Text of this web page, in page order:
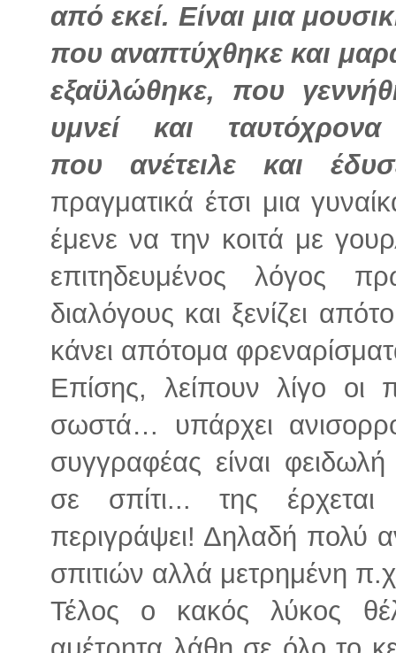
από εκεί. Είναι μια
που αναπτύχθηκε και
εξαϋλώθηκε, που
υμνεί και
που ανέτειλε και
πραγματικά έτσι μια
έμενε να την κοιτά με
επιτηδευμένος λόγος
διαλόγους και ξενίζει
κάνει απότομα
Επίσης, λείπουν λίγο
σωστά… υπάρχει
συγγραφέας είναι
σε σπίτι... της
περιγράψει! Δηλαδή πολύ
σπιτιών αλλά μετρημένη
Τέλος ο κακός λύκος